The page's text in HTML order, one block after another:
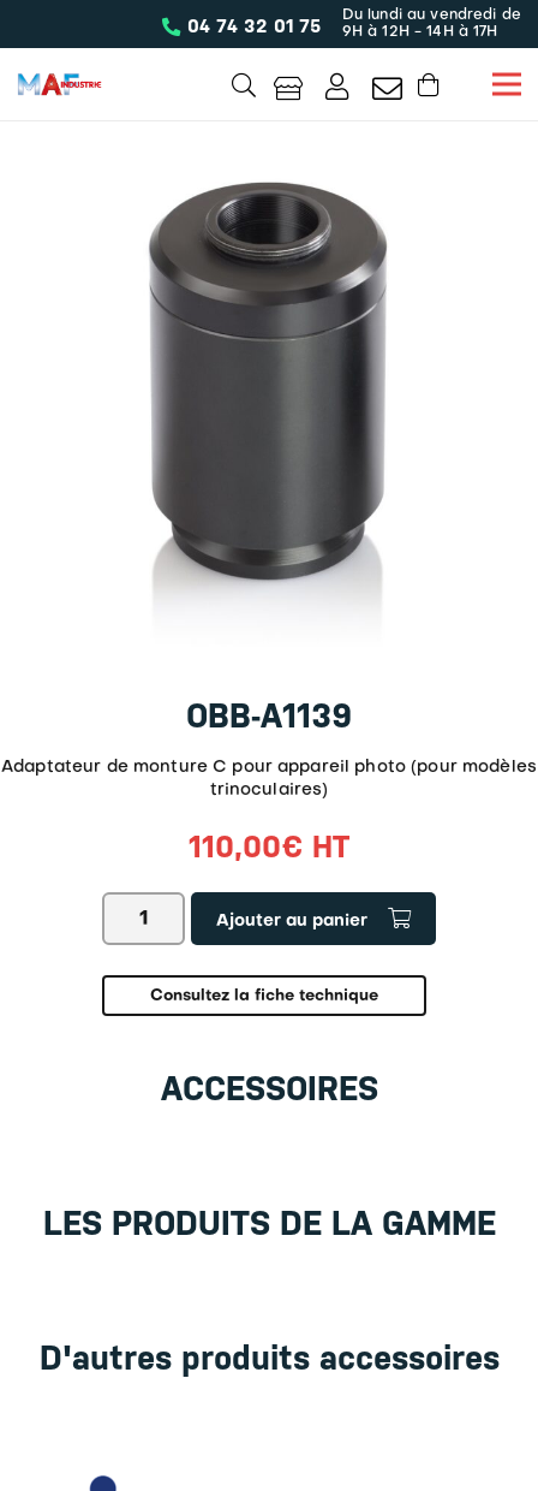
04 74 32 01 75
Du lundi au vendredi de
9H à 12H - 14H à 17H
OBB-A1139
Adaptateur de monture C pour appareil photo (pour modèles
trinoculaires)
110,00€ HT
OBB-
Ajouter au panier
Consultez la fiche technique
ACCESSOIRES
LES PRODUITS DE LA GAMME
D'autres produits accessoires